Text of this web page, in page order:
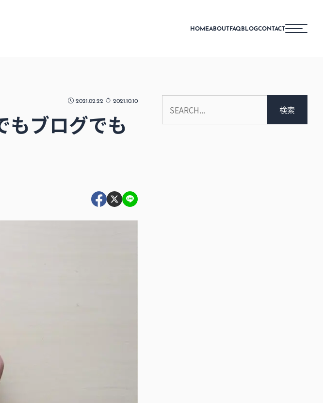
HOMEABOUTFAQBLOGCONTACT
2021.02.22 2021.10.10
ブログでも
検索